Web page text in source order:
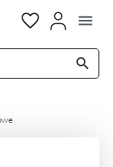
menu
search